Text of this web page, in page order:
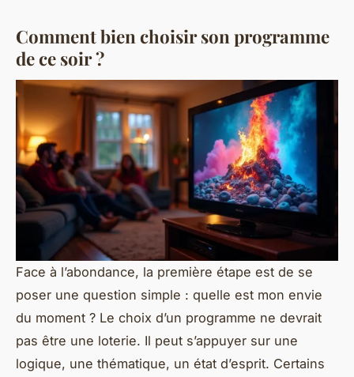
Comment bien choisir son programme
de ce soir ?
Face à l’abondance, la première étape est de se
poser une question simple : quelle est mon envie
du moment ? Le choix d’un programme ne devrait
pas être une loterie. Il peut s’appuyer sur une
logique, une thématique, un état d’esprit. Certains